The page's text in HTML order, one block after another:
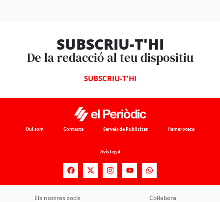
SUBSCRIU-T'HI
De la redacció al teu dispositiu
SUBSCRIU-T'HI
Qui som Contacte Serveis de Publicitat Hemeroteca
Avís legal
Els nostres socis Col·labora